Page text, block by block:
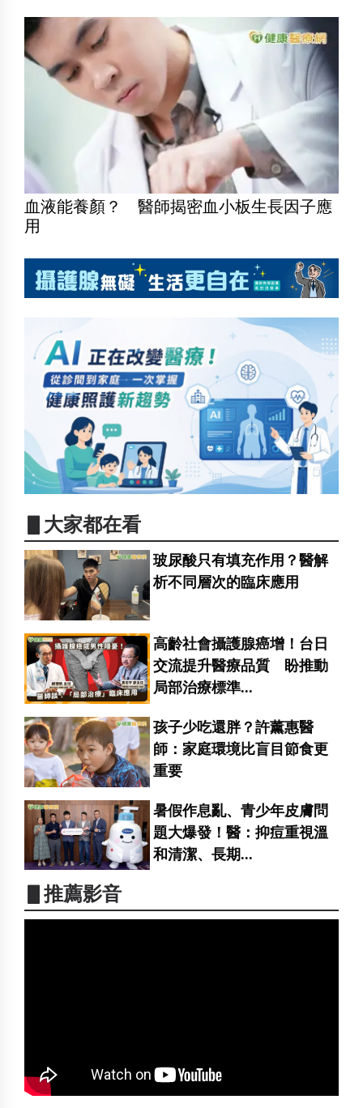
血液能養顏？ 醫師揭密血小板生長因子應
用
▋大家都在看
玻尿酸只有填充作用？醫解
析不同層次的臨床應用
高齡社會攝護腺癌增！台日
交流提升醫療品質 盼推動
局部治療標準...
孩子少吃還胖？許薰惠醫
師：家庭環境比盲目節食更
重要
暑假作息亂、青少年皮膚問
題大爆發！醫：抑痘重視溫
和清潔、長期...
▋推薦影音